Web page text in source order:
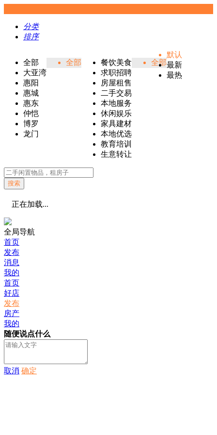
分类
排序
全部
大亚湾
惠阳
惠城
惠东
仲恺
博罗
龙门
全部
餐饮美食
求职招聘
房屋租售
二手交易
本地服务
休闲娱乐
家具建材
本地优选
教育培训
生意转让
全部
默认
最新
最热
搜索
正在加载...
全局导航
首页
发布
消息
我的
首页
好店
发布
房产
我的
随便说点什么
取消 确定